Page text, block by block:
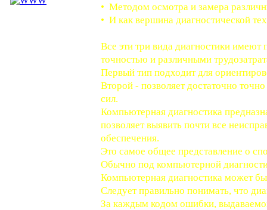
• Методом осмотра и замера
• И как вершина диагностической
Все эти три вида диагностики
точностью и различными
Первый тип подходит для
Второй - позволяет достаточно
сил.
Компьютерная диагностика
позволяет выявить почти все
обеспечения.
Это самое общее представление о
Обычно под компьютерной
Компьютерная диагностика может
Следует правильно понимать, что
За каждым кодом ошибки,